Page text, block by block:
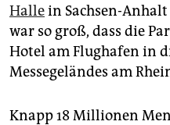
Hallein Sachsen-
war so groß, dass die
Hotel am Flughafen in
Messegeländes am
Knapp 18 Millionen